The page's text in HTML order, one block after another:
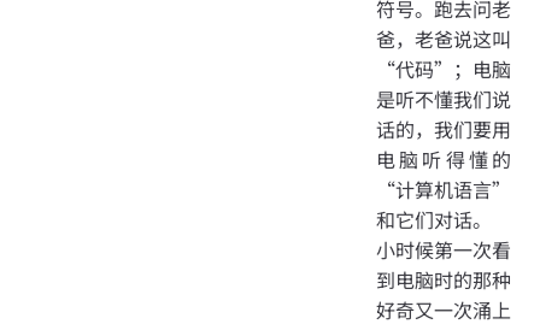
符号。跑去问老
爸，老爸说这叫
“代码”；电脑
是听不懂我们说
话的，我们要用
电脑听得懂的
“计算机语言”
和它们对话。
小时候第一次看
到电脑时的那种
好奇又一次涌上